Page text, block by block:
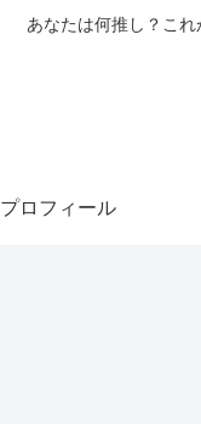
あなたは何推し？こ
プロフィール